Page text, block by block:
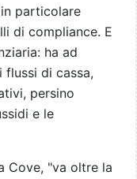
particolare
di compliance. E
ha ad
di cassa,
persino
e le
Cove, "va oltre la